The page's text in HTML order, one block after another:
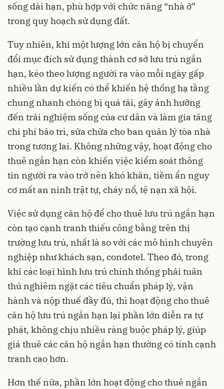
sống dài hạn, phù hợp với chức năng “nhà ở”
trong quy hoạch sử dụng đất.
Tuy nhiên, khi một lượng lớn căn hộ bị chuyển
đổi mục đích sử dụng thành cơ sở lưu trú ngắn
hạn, kéo theo lượng người ra vào mỗi ngày gấp
nhiều lần dự kiến có thể khiến hệ thống hạ tầng
chung nhanh chóng bị quá tải, gây ảnh hưởng
đến trải nghiệm sống của cư dân và làm gia tăng
chi phí bảo trì, sửa chữa cho ban quản lý tòa nhà
trong tương lai. Không những vậy, hoạt động cho
thuê ngắn hạn còn khiến việc kiểm soát thông
tin người ra vào trở nên khó khăn, tiềm ẩn nguy
cơ mất an ninh trật tự, cháy nổ, tệ nạn xã hội.
Việc sử dụng căn hộ để cho thuê lưu trú ngắn hạn
còn tạo cạnh tranh thiếu công bằng trên thị
trường lưu trú, nhất là so với các mô hình chuyên
nghiệp như khách sạn, condotel. Theo đó, trong
khi các loại hình lưu trú chính thống phải tuân
thủ nghiêm ngặt các tiêu chuẩn pháp lý, vận
hành và nộp thuế đầy đủ, thì hoạt động cho thuê
căn hộ lưu trú ngắn hạn lại phần lớn diễn ra tự
phát, không chịu nhiều ràng buộc pháp lý, giúp
giá thuê các căn hộ ngắn hạn thường có tính cạnh
tranh cao hơn.
Hơn thế nữa, phần lớn hoạt động cho thuê ngắn